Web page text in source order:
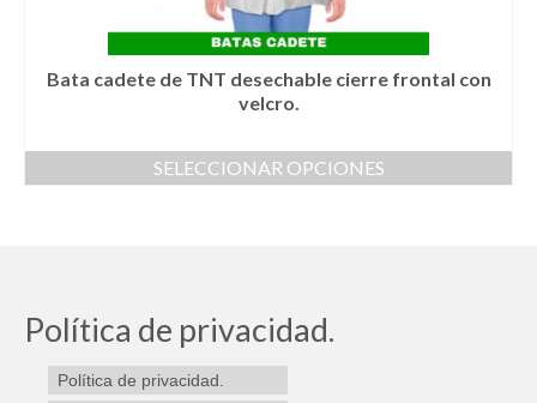
página
de
producto
Bata cadete de TNT desechable cierre frontal con
velcro.
SELECCIONAR OPCIONES
Las
opciones
se
Política de privacidad.
Política de privacidad.